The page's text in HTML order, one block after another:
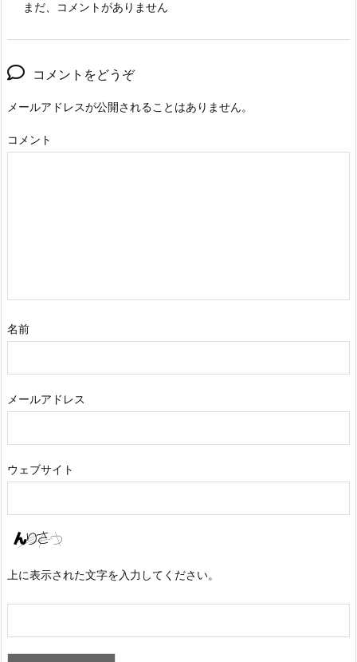
まだ、コメントがありません
コメントをどうぞ
メールアドレスが公開されることはありません。
コメント
名前
メールアドレス
ウェブサイト
上に表示された文字を入力してください。